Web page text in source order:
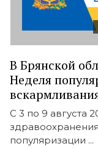
В Брянской
Неделя
С 3 по 9 августа
популяризации ...